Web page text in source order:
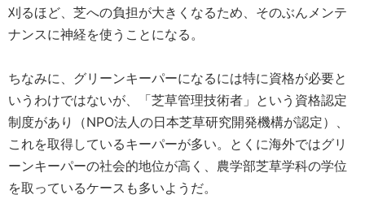
刈るほど、芝への負担が大きくなるため、そのぶんメンテ
ナンスに神経を使うことになる。
ちなみに、グリーンキーパーになるには特に資格が必要と
いうわけではないが、「芝草管理技術者」という資格認定
制度があり（NPO法人の日本芝草研究開発機構が認定）、
これを取得しているキーパーが多い。とくに海外ではグリ
ーンキーパーの社会的地位が高く、農学部芝草学科の学位
を取っているケースも多いようだ。